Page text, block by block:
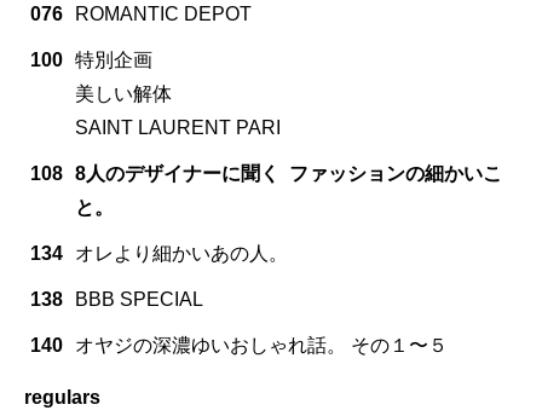
076 ROMANTIC DEPOT
100 特別企画
美しい解体
SAINT LAURENT PARI
108 8人のデザイナーに聞く ファッションの細かいこ
と。
134 オレより細かいあの人。
138 BBB SPECIAL
140 オヤジの深濃ゆいおしゃれ話。 その１〜５
regulars